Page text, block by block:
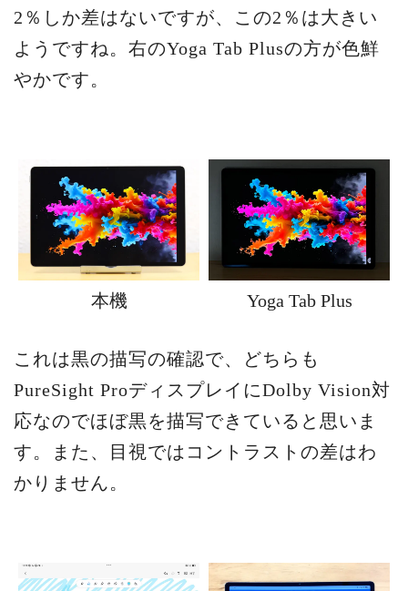
2％しか差はないですが、この2％は大きい
ようですね。右のYoga Tab Plusの方が色鮮
やかです。
本機 Yoga Tab Plus
これは黒の描写の確認で、どちらも
PureSight ProディスプレイにDolby Vision対
応なのでほぼ黒を描写できていると思いま
す。また、目視ではコントラストの差はわ
かりません。